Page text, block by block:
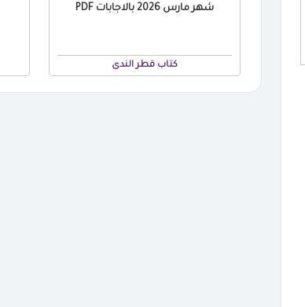
شهر مارس 2026 بالاجابات PDF
كتاب قطر الندى